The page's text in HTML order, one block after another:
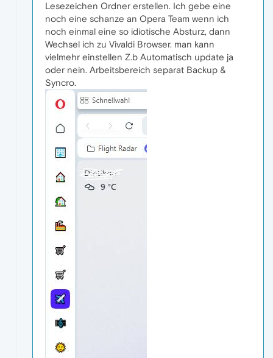
Lesezeichen Ordner erstellen. Ich gebe eine
noch eine schanze an Opera Team wenn ich
noch einmal eine so idiotische Absturz, dann
Wechsel ich zu Vivaldi Browser. man kann
vielmehr einstellen Z.b Automatisch update ja
oder nein. Arbeitsbereich separat Backup &
Syncro.